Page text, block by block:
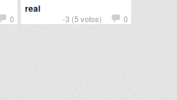
0 -3 (5 votos) 0
real
PorferenAnimales